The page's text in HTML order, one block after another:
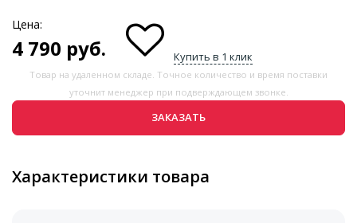
Цена:
4 790 руб. Купить в 1 клик
Товар на удаленном складе. Точное количество и время поставки
уточнит менеджер при подверждающем звонке.
ЗАКАЗАТЬ
Характеристики товара